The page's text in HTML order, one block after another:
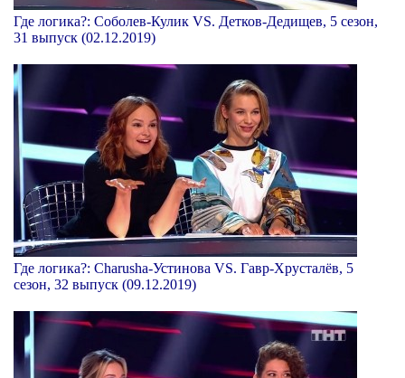
Где логика?: Соболев-Кулик VS. Детков-Дедищев, 5 сезон,
31 выпуск (02.12.2019)
Где логика?: Charusha-Устинова VS. Гавр-Хрусталёв, 5
сезон, 32 выпуск (09.12.2019)